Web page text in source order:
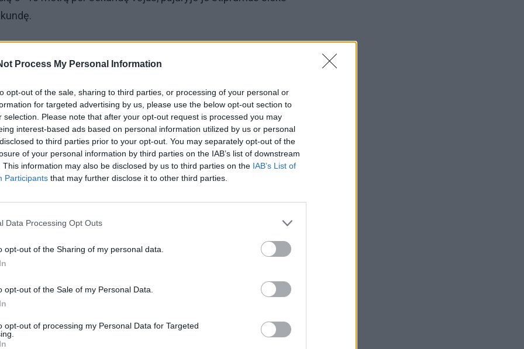
Process My Personal Information
opt-out of the sale, sharing to third parties, or processing of your personal or
for targeted advertising by us, please use the below opt-out section to
selection. Please note that after your opt-out request is processed you may
interest-based ads based on personal information utilized by us or personal
to third parties prior to your opt-out. You may separately opt-out of the
of your personal information by third parties on the IAB’s list of downstream
This information may also be disclosed by us to third parties on the IAB’s List of
Participants that may further disclose it to other third parties.
Data Processing Opt Outs
opt-out of the Sharing of my personal data.
opt-out of the Sale of my Personal Data.
opt-out of processing my Personal Data for Targeted
iki 4 laipsnių šalčio.
duomenimis, Šiaulių rajone keliai daug kur slidūs dėl
sniego. Šiaurės rytų ir šiaurės Lietuvoje pagrindinių kelių
vietomis provėžotos ir slidžios.
keliai beveik visoje šalyje išlieka padengti prispausto ar